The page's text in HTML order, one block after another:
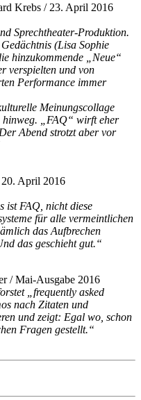
Krebs / 23. April 2016
Sprechtheater-Produktion.
(Lisa Sophie
hinzukommende „Neue“
verspielten und von
Performance immer
Meinungscollage
hinweg. „FAQ“ wirft eher
Abend strotzt aber vor
April 2016
ist FAQ, nicht diese
für alle vermeintlichen
das Aufbrechen
das geschieht gut.“
/ Mai-Ausgabe 2016
„frequently asked
nach Zitaten und
und zeigt: Egal wo, schon
Fragen gestellt.“